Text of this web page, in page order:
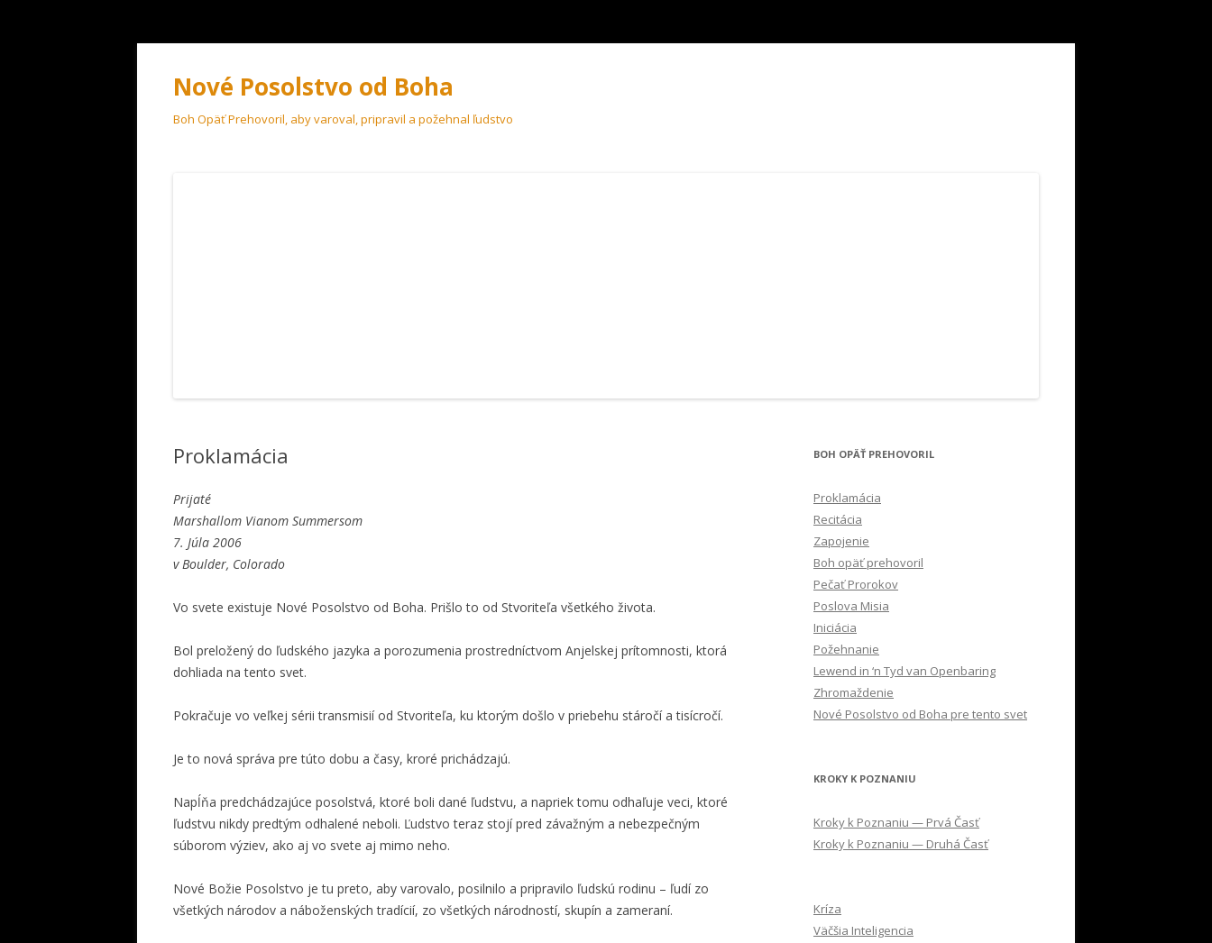
Nové Posolstvo od Boha
Boh Opäť Prehovoril, aby varoval, pripravil a požehnal ľudstvo
Proklamácia
Prijaté
Marshallom Vianom Summersom
7. Júla 2006
v Boulder, Colorado
Vo svete existuje Nové Posolstvo od Boha. Prišlo to od Stvoriteľa všetkého života.
Bol preložený do ľudského jazyka a porozumenia prostredníctvom Anjelskej prítomnosti, ktorá
dohliada na tento svet.
Pokračuje vo veľkej sérii transmisií od Stvoriteľa, ku ktorým došlo v priebehu stáročí a tisícročí.
Je to nová správa pre túto dobu a časy, kroré prichádzajú.
Napĺňa predchádzajúce posolstvá, ktoré boli dané ľudstvu, a napriek tomu odhaľuje veci, ktoré
ľudstvu nikdy predtým odhalené neboli. Ľudstvo teraz stojí pred závažným a nebezpečným
súborom výziev, ako aj vo svete aj mimo neho.
Nové Božie Posolstvo je tu preto, aby varovalo, posilnilo a pripravilo ľudskú rodinu – ľudí zo
všetkých národov a náboženských tradícií, zo všetkých národností, skupín a zameraní.
BOH OPÄŤ PREHOVORIL
Proklamácia
Recitácia
Zapojenie
Boh opäť prehovoril
Pečať Prorokov
Poslova Misia
Iniciácia
Požehnanie
Lewend in ‘n Tyd van Openbaring
Zhromaždenie
Nové Posolstvo od Boha pre tento svet
KROKY K POZNANIU
Kroky k Poznaniu — Prvá Časť
Kroky k Poznaniu — Druhá Časť
Kríza
Väčšia Inteligencia